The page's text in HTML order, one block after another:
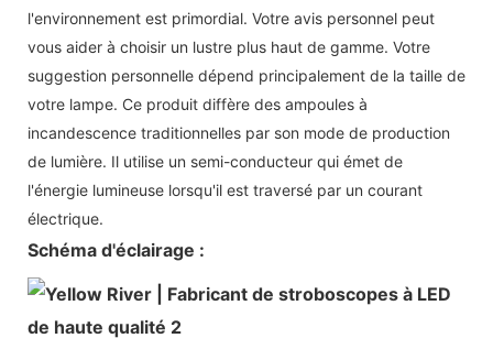
l'environnement est primordial. Votre avis personnel peut
vous aider à choisir un lustre plus haut de gamme. Votre
suggestion personnelle dépend principalement de la taille de
votre lampe. Ce produit diffère des ampoules à
incandescence traditionnelles par son mode de production
de lumière. Il utilise un semi-conducteur qui émet de
l'énergie lumineuse lorsqu'il est traversé par un courant
électrique.
Schéma d'éclairage :